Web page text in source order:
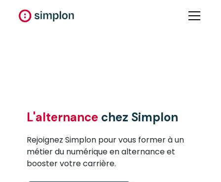
L'alternance chez Simplon
Rejoignez Simplon pour vous former à un
métier du numérique en alternance et
booster votre carrière.